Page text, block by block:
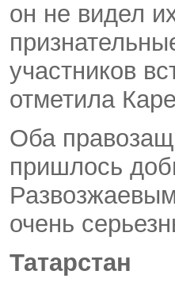
он не видел
участников
отметила
Оба
пришлось
очень
Татарстан